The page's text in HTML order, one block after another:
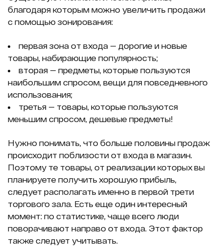
благодаря которым можно увеличить продажи
с помощью зонирования:
первая зона от входа — дорогие и новые
товары, набирающие популярность;
вторая — предметы, которые пользуются
наибольшим спросом, вещи для повседневного
использования;
третья — товары, которые пользуются
меньшим спросом, дешевые предметы!
Нужно понимать, что больше половины продаж
происходит поблизости от входа в магазин.
Поэтому те товары, от реализации которых вы
планируете получить хорошую прибыль,
следует располагать именно в первой трети
торгового зала. Есть еще один интересный
момент: по статистике, чаще всего люди
поворачивают направо от входа. Этот фактор
также следует учитывать.